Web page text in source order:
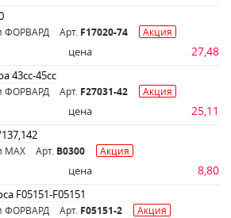
ФОРВАРД Арт. F17020-74 Акция
цена 27,48
43сс-45сс
ФОРВАРД Арт. F27031-42 Акция
цена 25,11
MAX Арт. B0300 Акция
цена 8,80
F05151-F05151
ФОРВАРД Арт. F05151-2 Акция